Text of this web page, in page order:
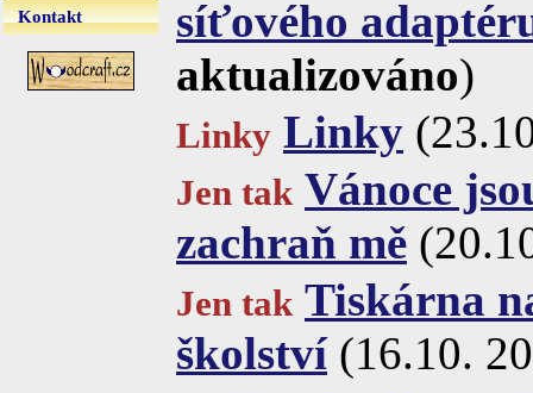
Kontakt
síťového
aktualizováno)
Linky Linky
Jen tak Vánoce
zachraň mě
Jen tak Tiskárna
školství (16.10.